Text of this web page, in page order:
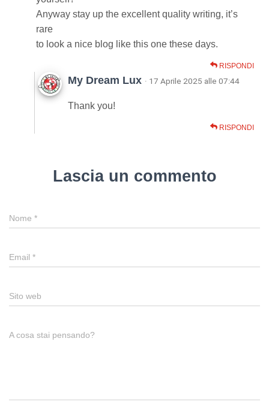
Anyway stay up the excellent quality writing, it’s
rare
to look a nice blog like this one these days.
RISPONDI
My Dream Lux · 17 Aprile 2025 alle 07:44
Thank you!
RISPONDI
Lascia un commento
Nome *
Email *
Sito web
A cosa stai pensando?